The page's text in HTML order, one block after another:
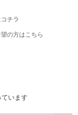
チラ
の方はこちら
います